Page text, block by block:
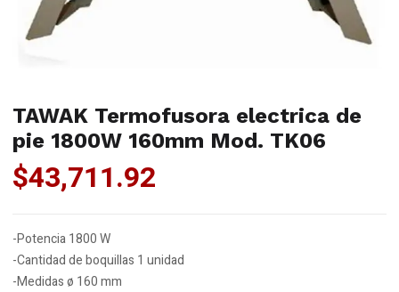
TAWAK Termofusora electrica de
pie 1800W 160mm Mod. TK06
$43,711.92
-Potencia 1800 W
-Cantidad de boquillas 1 unidad
-Medidas ø 160 mm